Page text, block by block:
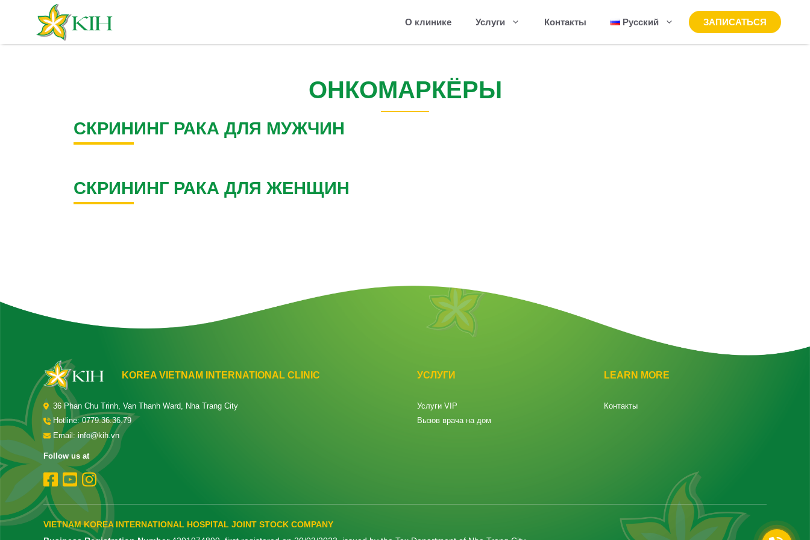
О клинике Услуги Контакты Русский ЗАПИСАТЬСЯ
ОНКОМАРКЁРЫ
СКРИНИНГ РАКА ДЛЯ МУЖЧИН
СКРИНИНГ РАКА ДЛЯ ЖЕНЩИН
KOREA VIETNAM INTERNATIONAL CLINIC
36 Phan Chu Trinh, Van Thanh Ward, Nha Trang City
Hotline:0779.36.36.79
Email: info@kih.vn
Follow us at
УСЛУГИ
Услуги VIP
Вызов врача на дом
LEARN MORE
Контакты
VIETNAM KOREA INTERNATIONAL HOSPITAL JOINT STOCK COMPANY